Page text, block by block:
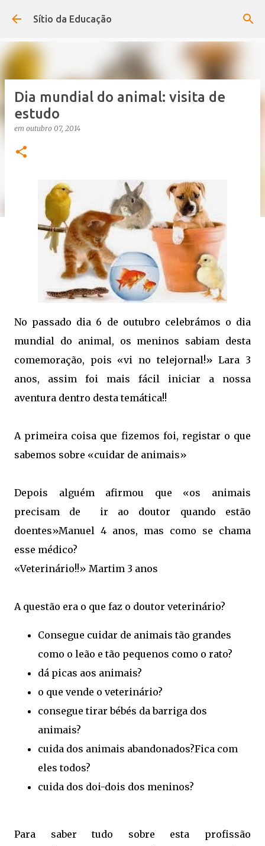
Avançar para o conteúdo principal
Sítio da Educação
Dia mundial do animal: visita de
estudo
em outubro 07, 2014
No passado dia 6 de outubro celebrámos o dia
mundial do animal, os meninos sabiam desta
comemoração, pois «vi no telejornal!» Lara 3
anos, assim foi mais fácil iniciar a nossa
aventura dentro desta temática!!
A primeira coisa que fizemos foi, registar o que
sabemos sobre «cuidar de animais»
Depois alguém afirmou que «os animais
precisam de ir ao doutor quando estão
doentes»Manuel 4 anos, mas como se chama
esse médico?
«Veterinário!!» Martim 3 anos
A questão era o que faz o doutor veterinário?
Consegue cuidar de animais tão grandes
como o leão e tão pequenos como o rato?
dá picas aos animais?
o que vende o veterinário?
consegue tirar bébés da barriga dos
animais?
cuida dos animais abandonados?Fica com
eles todos?
cuida dos doi-dois dos meninos?
Para saber tudo sobre esta profissão